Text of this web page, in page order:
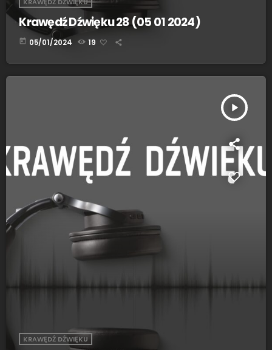
KRAWĘDŹ DŹWIĘKU
Krawędź Dźwięku 28 (05 01 2024)
today 05/01/2024 19
play_arrow
KRAWĘDŹ DŹWIĘKU